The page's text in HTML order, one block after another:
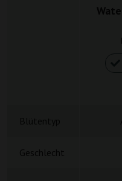
Geschlecht